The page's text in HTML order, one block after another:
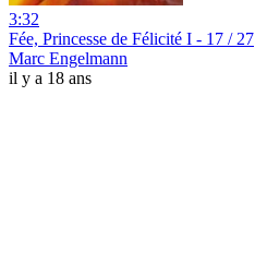
3:32
Fée, Princesse de Félicité I - 17 / 27
Marc Engelmann
il y a 18 ans